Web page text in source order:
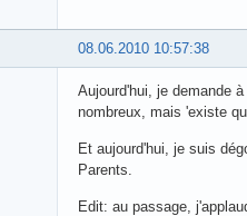
08.06.2010 10:57:38
Aujourd'hui, je demande
nombreux, mais 'existe
Et aujourd'hui, je suis
Parents.
Edit: au passage,